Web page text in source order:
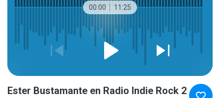
00:00 11:25
Ester Bustamante en Radio Indie Rock 2